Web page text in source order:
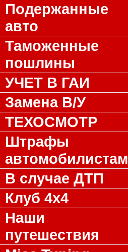
Подержанные
авто
Таможенные
пошлины
УЧЕТ В ГАИ
Замена В/У
ТЕХОСМОТР
Штрафы
автомобилистам
В случае ДТП
Клуб 4x4
Наши
путешествия